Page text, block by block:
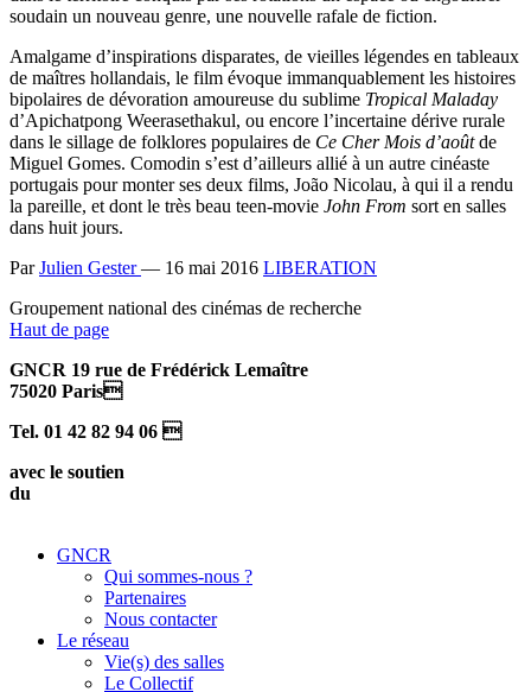
soudain un nouveau genre, une nouvelle rafale de fiction.
Amalgame d’inspirations disparates, de vieilles légendes en tableaux
de maîtres hollandais, le film évoque immanquablement les histoires
bipolaires de dévoration amoureuse du sublime Tropical Maladay
d’Apichatpong Weerasethakul, ou encore l’incertaine dérive rurale
dans le sillage de folklores populaires de Ce Cher Mois d’aoûtde
Miguel Gomes. Comodin s’est d’ailleurs allié à un autre cinéaste
portugais pour monter ses deux films, João Nicolau, à qui il a rendu
la pareille, et dont le très beau teen-movie John From sort en salles
dans huit jours.
ParJulien Gester— 16 mai 2016 LIBERATION
Groupement national des cinémas de recherche
Haut de page
GNCR 19 rue de Frédérick Lemaître
75020 Paris
Tel. 01 42 82 94 06 
avec le soutien
du
GNCR
Qui sommes-nous ?
Partenaires
Nous contacter
Le réseau
Vie(s) des salles
Le Collectif